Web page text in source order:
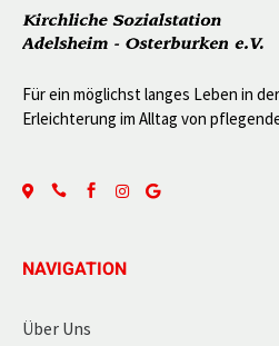
Für ein möglichst langes Leben in
Erleichterung im Alltag von
    
NAVIGATION
Über Uns